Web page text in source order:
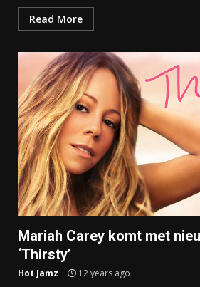
Read More
Mariah Carey komt met
‘Thirsty’
Hot Jamz 12 years ago